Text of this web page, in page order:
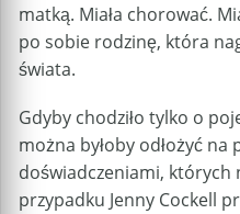
matką. Miała chorować.
po sobie rodzinę, która
świata.
Gdyby chodziło tylko o
można byłoby odłożyć na
doświadczeniami, których
przypadku Jenny Cockell